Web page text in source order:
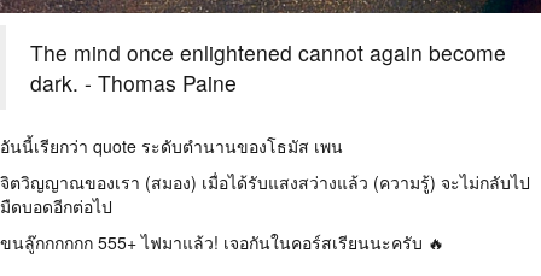
The mind once enlightened cannot again become
dark. - Thomas Paine
อันนี้เรียกว่า quote ระดับตำนานของโธมัส เพน
จิตวิญญาณของเรา (สมอง) เมื่อได้รับแสงสว่างแล้ว (ความรู้) จะไม่กลับไป
มืดบอดอีกต่อไป
ขนลู๊กกกกกก 555+ ไฟมาแล้ว! เจอกันในคอร์สเรียนนะครับ 🔥